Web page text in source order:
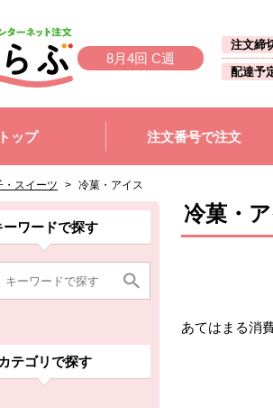
8月4回 C週
注文締
配達予
トップ
注文番号で注文
・スイーツ > 冷菓・アイス
材検索メニューです。
ーワードで探す
カテゴリで探す
ニューここまで。
です。
員向けメニューです。
ニューここまで。
です。 冷菓・
あてはまる消